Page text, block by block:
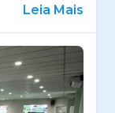
Leia Mais